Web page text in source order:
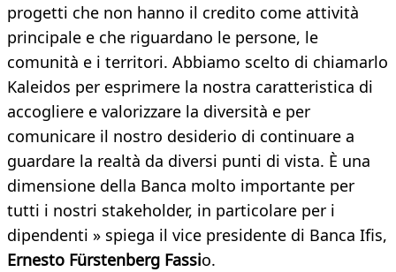
progetti che non hanno il credito come attività
principale e che riguardano le persone, le
comunità e i territori. Abbiamo scelto di chiamarlo
Kaleidos per esprimere la nostra caratteristica di
accogliere e valorizzare la diversità e per
comunicare il nostro desiderio di continuare a
guardare la realtà da diversi punti di vista. È una
dimensione della Banca molto importante per
tutti i nostri stakeholder, in particolare per i
dipendenti » spiega il vice presidente di Banca Ifis,
Ernesto Fürstenberg Fassio.